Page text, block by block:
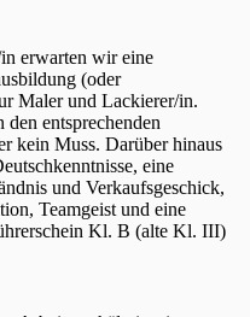
erwarten wir eine
(oder
Maler und Lackierer/in.
entsprechenden
kein Muss. Darüber hinaus
eine
und Verkaufsgeschick,
Teamgeist und eine
Kl. B (alte Kl. III)